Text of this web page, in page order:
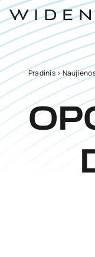
Pradinis >